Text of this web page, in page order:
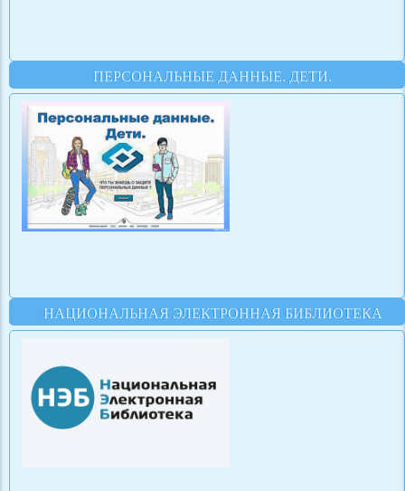
ПЕРСОНАЛЬНЫЕ ДАННЫЕ. ДЕТИ.
НАЦИОНАЛЬНАЯ ЭЛЕКТРОННАЯ БИБЛИОТЕКА